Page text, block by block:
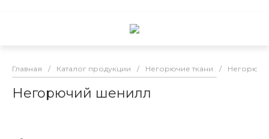
Главная / Каталог продукции / Негорючие ткани /
Негорючий шенилл